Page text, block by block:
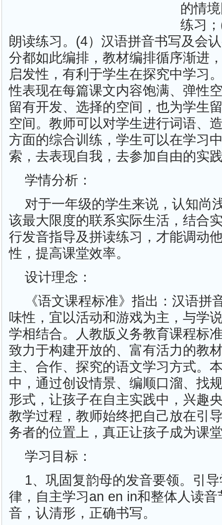
的情
练习
朗读练习。(4）汉语拼音书写及会
分都如此编排，教材编排循序渐进
启发性，有利于学生在探究中学习
性表现在每篇课文内容饱满、弹性
留有开发、选择的空间，也为学生
空间。教师可以对学生进行词语、
方面的综合训练，学生可以在学习
索，去表现自我，去参加自由的实
学情分析：
对于一年级的学生来说，认知尚
该最大限度的联系实际生活，结合
行发音指导及拼读练习，才能调动
性，提高课堂效率。
设计理念：
《语文课程标准》指出：汉语拼
味性，宜以活动和游戏为主，与学
学相结合。人教版义务教育课程标
致力于构建开放的、富有活力的教
主、合作、探究的语文学习方式。
中，通过创设情景、编顺口溜、找
形式，让孩子在自主实践中，兴趣
教学过程，教师始终把自己放在引
务者的位置上，真正让孩子成为课
学习目标：
1、巩固复韵母的发音要领。引
律，自主学习an en in和整体人读
音，认清形，正确书写。